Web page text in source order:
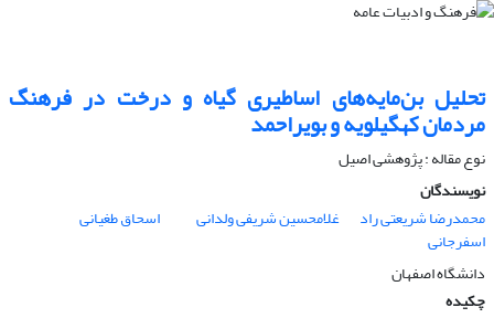
تحلیل بن‌مایه‌های اساطیری گیاه و درخت در فرهنگ
مردمان کهگیلویه ‌و بویراحمد
نوع مقاله : پژوهشی اصیل
نویسندگان
محمدرضا شریعتی راد
غلامحسین شریفی ولدانی اسحاق طغیانی
اسفرجانی
دانشگاه اصفهان
چکیده